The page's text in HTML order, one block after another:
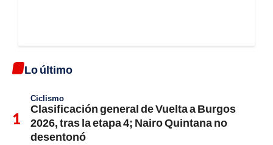
Lo último
Ciclismo
Clasificación general de Vuelta a Burgos
2026, tras la etapa 4; Nairo Quintana no
desentonó